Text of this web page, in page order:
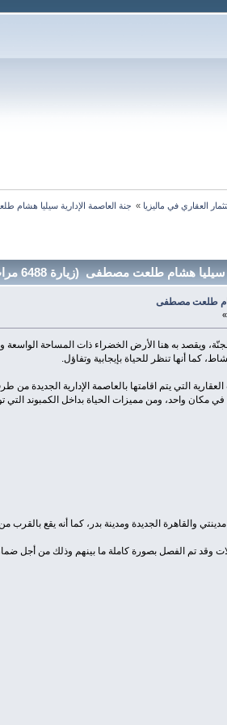
العقاري في ماليزيا » جنة العاصمة الإدارية سيليا
هشام طلعت مصطفى (زيارة 6488 مرات)
طلعت مصطفى
ويقصد به هنا الأرض الخضراء ذات المساحة
كما أنها تنظر للحياة بإيجابية وتفاؤل.
التي يتم اقامتها بالعاصمة الإدارية الجديدة من
في مكان واحد، ومن مميزات الحياة بداخل الكمبوند
والقاهرة الجديدة ومدينة بدر، كما أنه يقع
وقد تم الفصل بصورة كاملة ما بينهم وذلك من